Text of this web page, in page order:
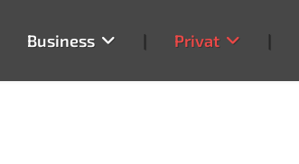
Business | Privat |